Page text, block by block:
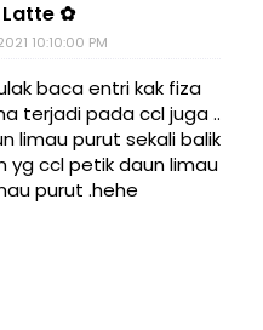
✿
10:10:00 PM
baca entri kak fiza
terjadi pada ccl juga ..
limau purut sekali balik
yg ccl petik daun limau
purut .hehe